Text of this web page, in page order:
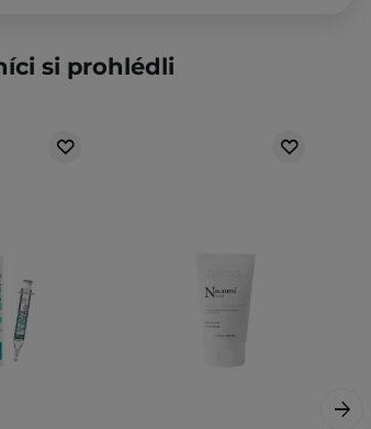
si prohlédli